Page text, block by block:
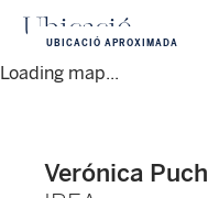
Ubicació
Loading map...
UBICACIÓ APROXIMADA
Verónica Puch